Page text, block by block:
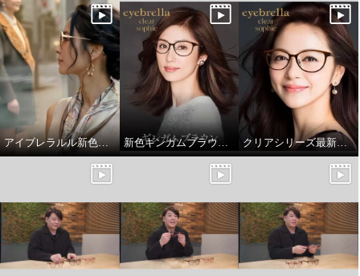
アイブレラルル新色「ルミシャンパン」 クリアシリーズ最新モデル「アイブレラクリアソフィー」。大人上品に若々しく見せるデザイン✨